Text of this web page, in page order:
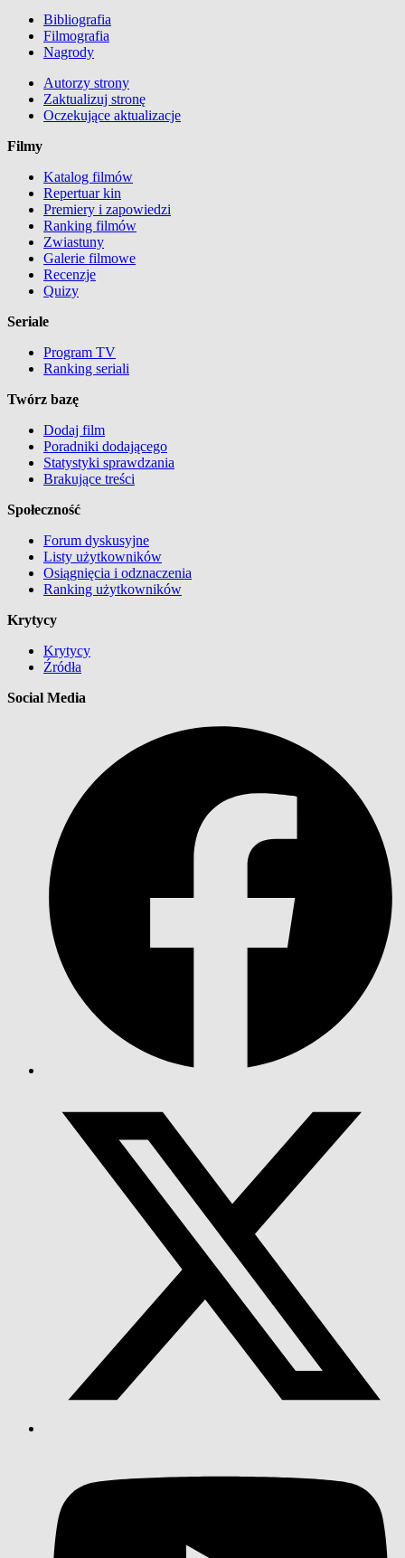
Bibliografia
Filmografia
Nagrody
Autorzy strony
Zaktualizuj stronę
Oczekujące aktualizacje
Filmy
Katalog filmów
Repertuar kin
Premiery i zapowiedzi
Ranking filmów
Zwiastuny
Galerie filmowe
Recenzje
Quizy
Seriale
Program TV
Ranking seriali
Twórz bazę
Dodaj film
Poradniki dodającego
Statystyki sprawdzania
Brakujące treści
Społeczność
Forum dyskusyjne
Listy użytkowników
Osiągnięcia i odznaczenia
Ranking użytkowników
Krytycy
Krytycy
Źródła
Social Media